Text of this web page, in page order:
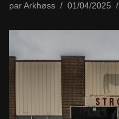
par Arkhøss 01/04/2025